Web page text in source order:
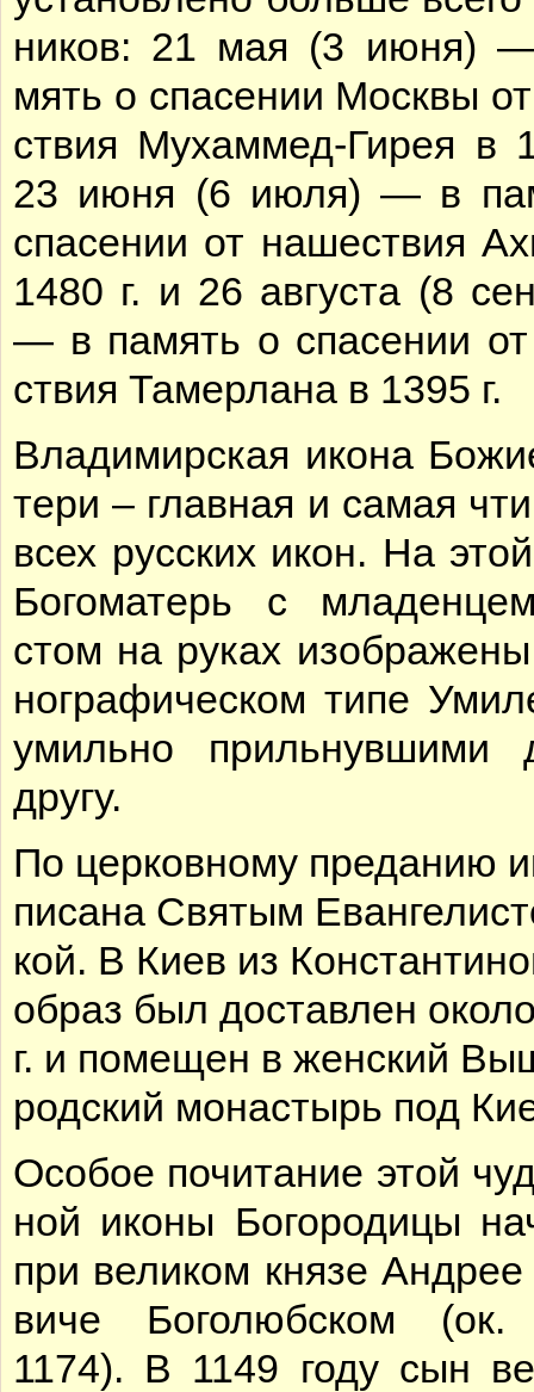
ни­ков: 21 мая (3 июня)
мять о спа­се­нии Моск­вы
ствия Му­хам­мед-Ги­рея в
23 июня (6 июля) — в
спа­се­нии от на­ше­ствия
1480 г. и 26 ав­гу­ста (8
— в па­мять о спа­се­нии
ствия Та­мер­ла­на в 1395 г.
Вла­ди­мир­ская ико­на
те­ри – глав­ная и са­мая
всех рус­ских икон. На
Бо­го­ма­терь с
стом на ру­ках
но­гра­фи­че­ском ти­пе
умиль­но при­льнув­ши­ми
дру­гу.
По цер­ков­но­му пре­да­нию
пи­са­на Свя­тым
кой. В Ки­ев из
об­раз был до­став­лен
г. и по­ме­щен в жен­ский
род­ский мо­на­стырь под
Осо­бое по­чи­та­ние этой
ной ико­ны Бо­го­ро­ди­цы
при ве­ли­ком кня­зе
ви­че Бо­го­люб­ском (ок.
1174). В 1149 го­ду сын